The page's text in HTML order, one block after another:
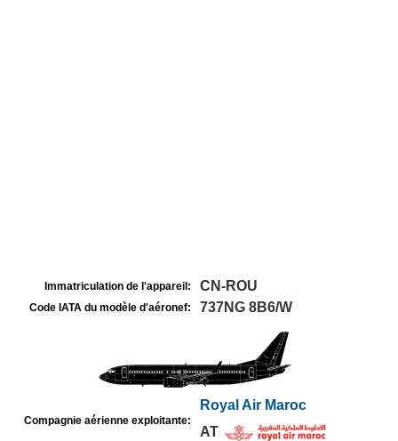
Immatriculation de l'appareil: CN-ROU
Code IATA du modèle d'aéronef: 737NG 8B6/W
Compagnie aérienne exploitante:
Royal Air Maroc
AT